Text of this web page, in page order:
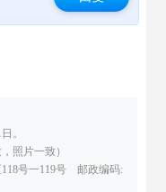
。
照片一致）
号一119号 邮政编码: